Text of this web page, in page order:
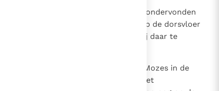
Omdat David bij die gelegenheid ondervonden
had dat Jahwe hem verhoorde op de dorsvloer
van Ornan, de Jebusiet, begon hij daar te
De tabernakel van Jahwe welke Mozes in de
woestijn had laten maken, met het